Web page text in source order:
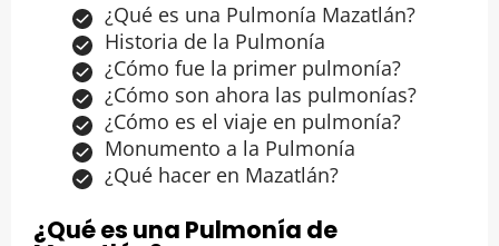
¿Qué es una Pulmonía Mazatlán?
Historia de la Pulmonía
¿Cómo fue la primer pulmonía?
¿Cómo son ahora las pulmonías?
¿Cómo es el viaje en pulmonía?
Monumento a la Pulmonía
¿Qué hacer en Mazatlán?
¿Qué es una Pulmonía de